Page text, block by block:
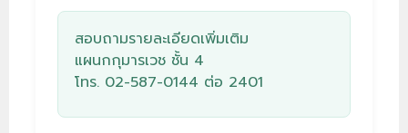
สอบถามรายละเอียดเพิ่มเติม
แผนกกุมารเวชชั้น 4
โทร. 02-587-0144 ต่อ 2401